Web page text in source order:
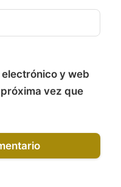
y web
vez que